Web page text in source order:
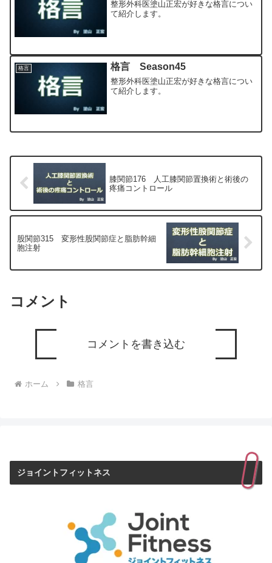
整形外科医塗山正宏が好きな格言につい
て紹介します。
格言 格言 Season45
整形外科医塗山正宏が好きな格言につい
て紹介します。
膝関節176 人工膝関節置換術と術後の
疼痛コントロール
股関節315 変形性股関節症と脂肪幹細
胞注射
コメント
コメントを書き込む
ホーム 格言
ジョイントフィットネス